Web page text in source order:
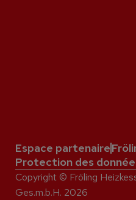
Espace partenaire
Protection des
Copyright © Fröling
Ges.m.b.H. 2026